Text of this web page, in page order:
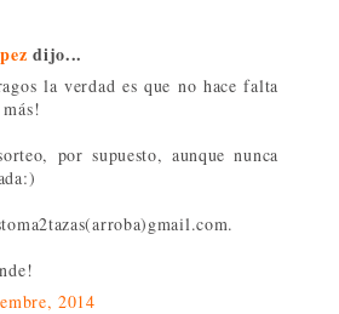
dijo...
la verdad es que no hace falta
por supuesto, aunque nunca
2014